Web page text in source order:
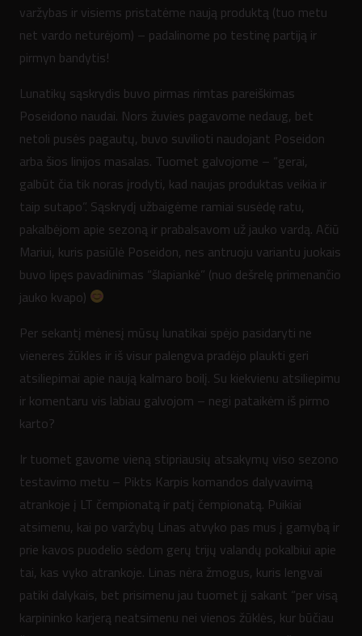
varžybas ir visiems pristatėme naują produktą (tuo metu
net vardo neturėjom) – padalinome po testinę partiją ir
pirmyn bandytis!
Lunatikų sąskrydis buvo pirmas rimtas pareiškimas
Poseidono naudai. Nors žuvies pagavome nedaug, bet
netoli pusės pagautų, buvo suvilioti naudojant Poseidon
arba šios linijos masalas. Tuomet galvojome – “gerai,
galbūt čia tik noras įrodyti, kad naujas produktas veikia ir
taip sutapo”. Sąskrydį užbaigėme ramiai susėdę ratu,
pakalbėjom apie sezoną ir prabalsavom už jauko vardą. Ačiū
Mariui, kuris pasiūlė Poseidon, nes antruoju variantu juokais
buvo lipęs pavadinimas “šlapiankė” (nuo dešrelę primenančio
jauko kvapo)
Per sekantį mėnesį mūsų lunatikai spėjo pasidaryti ne
vieneres žūkles ir iš visur palengva pradėjo plaukti geri
atsiliepimai apie naują kalmaro boilį. Su kiekvienu atsiliepimu
ir komentaru vis labiau galvojom – negi pataikėm iš pirmo
karto?
Ir tuomet gavome vieną stipriausių atsakymų viso sezono
testavimo metu – Pikts Karpis komandos dalyvavimą
atrankoje į LT čempionatą ir patį čempionatą. Puikiai
atsimenu, kai po varžybų Linas atvyko pas mus į gamybą ir
prie kavos puodelio sėdom gerų trijų valandų pokalbiui apie
tai, kas vyko atrankoje. Linas nėra žmogus, kuris lengvai
patiki dalykais, bet prisimenu jau tuomet jį sakant “per visą
karpininko karjerą neatsimenu nei vienos žūklės, kur būčiau